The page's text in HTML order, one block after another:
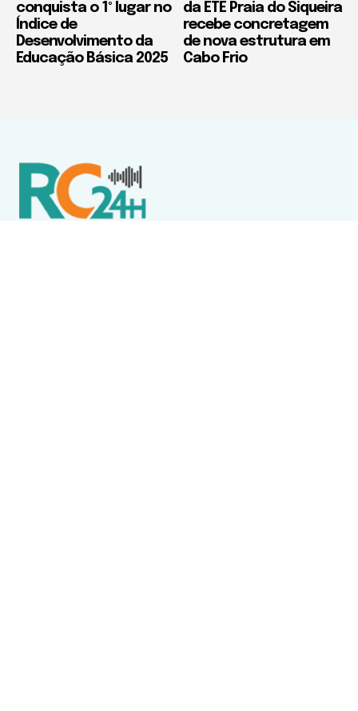
conquista o 1º lugar no
Índice de
Desenvolvimento da
Educação Básica 2025
da ETE Praia do Siqueira
recebe concretagem
de nova estrutura em
Cabo Frio